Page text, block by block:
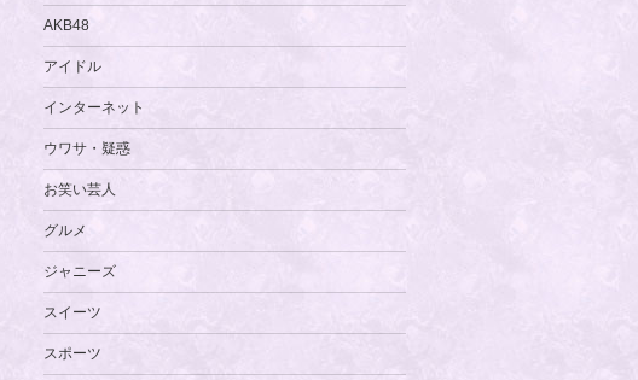
AKB48
アイドル
インターネット
ウワサ・疑惑
お笑い芸人
グルメ
ジャニーズ
スイーツ
スポーツ